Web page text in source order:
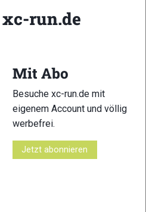
run.de
Mit Abo
Besuche xc-run.de mit
eigenem Account und völlig
werbefrei.
Jetzt abonnieren